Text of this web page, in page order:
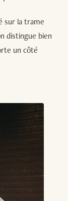
sur la trame
distingue bien
un côté